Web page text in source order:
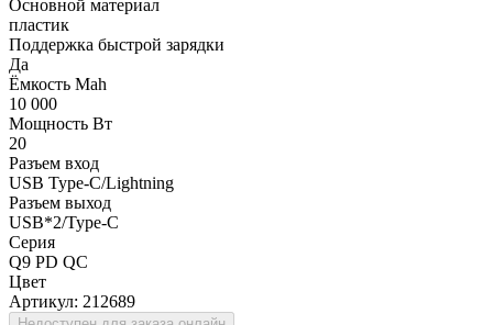
Основной материал
пластик
Поддержка быстрой зарядки
Да
Ёмкость Mah
10 000
Мощность Вт
20
Разъем вход
USB Type-C/Lightning
Разъем выход
USB*2/Type-C
Серия
Q9 PD QC
Цвет
Артикул: 212689